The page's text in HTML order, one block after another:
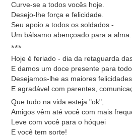
Curve-se a todos vocês hoje.
Desejo-lhe força e felicidade.
Seu apoio a todos os soldados -
Um bálsamo abençoado para a alma.
***
Hoje é feriado - dia da retaguarda
E damos um doce presente para
Desejamos-lhe as maiores
E agradável com parentes,
Que tudo na vida esteja "ok",
Amigos vêm até você com mais
Leve com você para o hóquei
E você tem sorte!